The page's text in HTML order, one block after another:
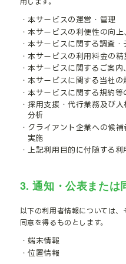
・本サービスの運営・管理
・本サービスの利便性の向
・本サービスに関する調査
・本サービスの利用料金の
・本サービスに関するご案
・本サービスに関する当社
・本サービスに関する規約
・採用支援・代行業務及び
分析
・クライアント企業への候
実施
・上記利用目的に付随する利
3. 通知・公表または
以下の利用者情報については
同意を得るものとします。
・端末情報
・位置情報